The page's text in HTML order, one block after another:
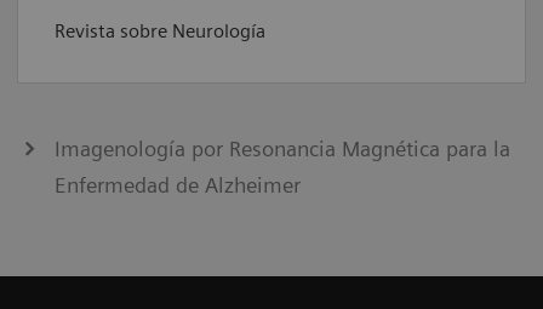
Revista sobre Neurología
Imagenología por Resonancia Magnética para la
Enfermedad de Alzheimer